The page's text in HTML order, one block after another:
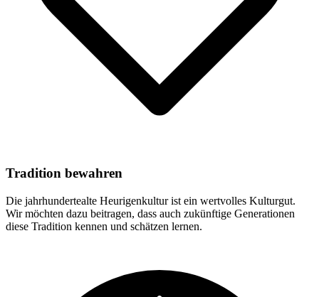
Tradition bewahren
Die jahrhundertealte Heurigenkultur ist ein wertvolles Kulturgut.
Wir möchten dazu beitragen, dass auch zukünftige Generationen
diese Tradition kennen und schätzen lernen.